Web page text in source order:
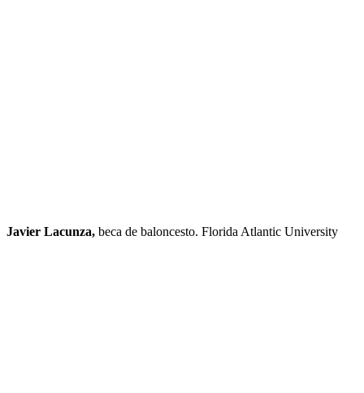
Javier Lacunza, beca de baloncesto. Florida Atlantic University